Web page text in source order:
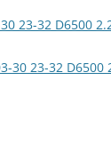
23-32 D6500
30 23-32 D6500